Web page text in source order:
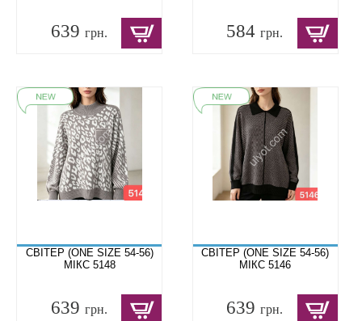
639 грн. 584грн.
СВІТЕР (ONE SIZE 54-56)
МІКС 5148
639 грн.
СВІТЕР (ONE SIZE 54-56)
МІКС 5146
639грн.